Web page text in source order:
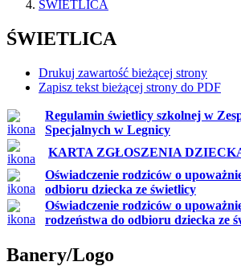
ŚWIETLICA
ŚWIETLICA
Drukuj zawartość bieżącej strony
Zapisz tekst bieżącej strony do PDF
Regulamin świetlicy szkolnej w
Specjalnych w Legnicy
KARTA ZGŁOSZENIA
Oświadczenie rodziców o
odbioru dziecka ze świetlicy
Oświadczenie rodziców o
rodzeństwa do odbioru dziecka ze
Banery/Logo